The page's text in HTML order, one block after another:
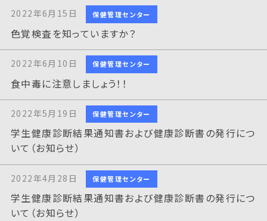
2022年6月15日 保健管理センター
色覚検査を知っていますか？
2022年6月10日 保健管理センター
食中毒に注意しましょう！！
2022年5月19日 保健管理センター
学生健康診断結果通知書および健康診断書の発行につ
いて（お知らせ）
2022年4月28日 保健管理センター
学生健康診断結果通知書および健康診断書の発行につ
いて（お知らせ）